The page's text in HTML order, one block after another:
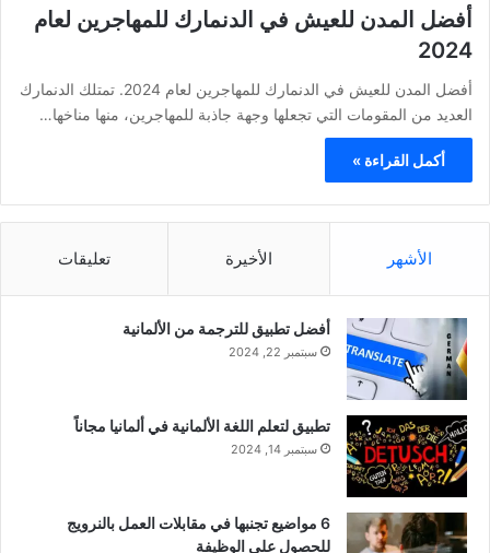
أفضل المدن للعيش في الدنمارك للمهاجرين لعام
2024
أفضل المدن للعيش في الدنمارك للمهاجرين لعام 2024. تمتلك الدنمارك
العديد من المقومات التي تجعلها وجهة جاذبة للمهاجرين، منها مناخها…
أكمل القراءة »
الأشهر الأخيرة تعليقات
أفضل تطبيق للترجمة من الألمانية
سبتمبر 22, 2024
تطبيق لتعلم اللغة الألمانية في ألمانيا مجاناً
سبتمبر 14, 2024
6 مواضيع تجنبها في مقابلات العمل بالنرويج
للحصول على الوظيفة